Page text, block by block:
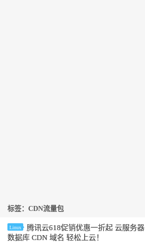
标签：CDN流量包
Linux
腾讯云618促销优惠一折起 云服务器
数据库 CDN 域名 轻松上云！